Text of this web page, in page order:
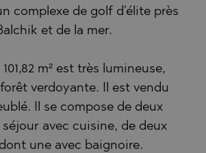
complexe de golf d'élite près
et de la mer.
m² est très lumineuse,
verdoyante. Il est vendu
Il se compose de deux
avec cuisine, de deux
une avec baignoire.